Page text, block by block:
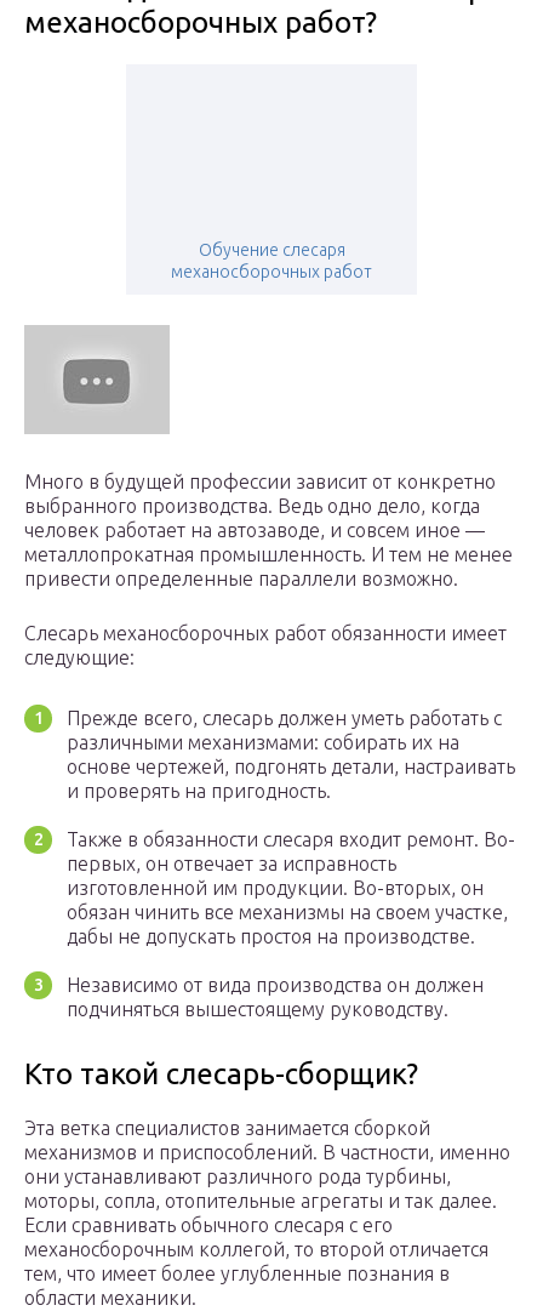
механосборочных работ?
Обучение слесаря
механосборочных работ
Много в будущей профессии зависит от конкретно
выбранного производства. Ведь одно дело, когда
человек работает на автозаводе, и совсем иное —
металлопрокатная промышленность. И тем не менее
привести определенные параллели возможно.
Слесарь механосборочных работ обязанности имеет
следующие:
Прежде всего, слесарь должен уметь работать с
различными механизмами: собирать их на
основе чертежей, подгонять детали, настраивать
и проверять на пригодность.
Также в обязанности слесаря входит ремонт. Во-
первых, он отвечает за исправность
изготовленной им продукции. Во-вторых, он
обязан чинить все механизмы на своем участке,
дабы не допускать простоя на производстве.
Независимо от вида производства он должен
подчиняться вышестоящему руководству.
Кто такой слесарь-сборщик?
Эта ветка специалистов занимается сборкой
механизмов и приспособлений. В частности, именно
они устанавливают различного рода турбины,
моторы, сопла, отопительные агрегаты и так далее.
Если сравнивать обычного слесаря с его
механосборочным коллегой, то второй отличается
тем, что имеет более углубленные познания в
области механики.